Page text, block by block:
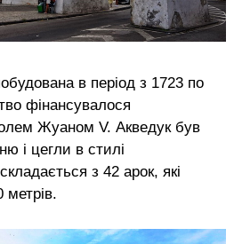
в період з 1723 по
фінансувалося
Жуаном V. Акведук був
і цегли в стилі
з 42 арок, які
метрів.